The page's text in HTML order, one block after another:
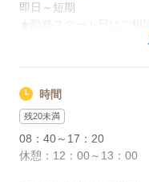
即日～短期
時間
残20未満
08：40～17：20
休憩：12：00～13：00